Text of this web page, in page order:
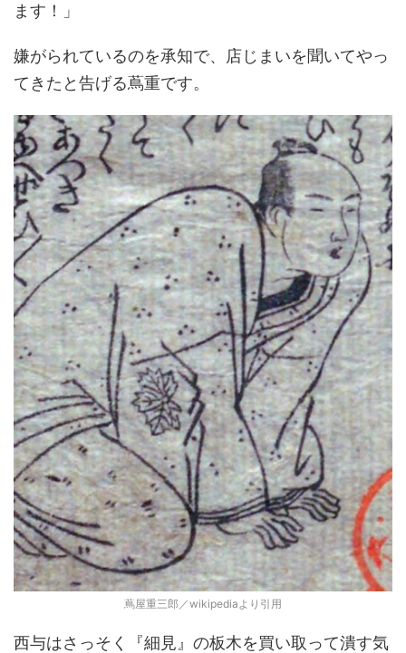
ます！」
嫌がられているのを承知で、店じまいを聞いてやっ
てきたと告げる蔦重です。
蔦屋重三郎／wikipediaより引用
西与はさっそく『細見』の板木を買い取って潰す気